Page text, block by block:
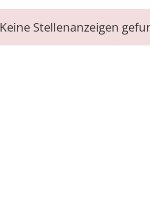
Keine Stellenanzeigen